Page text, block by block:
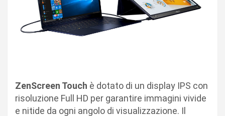
ZenScreen Touch è dotato di un display IPS con
risoluzione Full HD per garantire immagini vivide
e nitide da ogni angolo di visualizzazione. Il